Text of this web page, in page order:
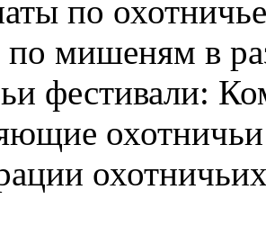
по
по мишеням в
фестивали: